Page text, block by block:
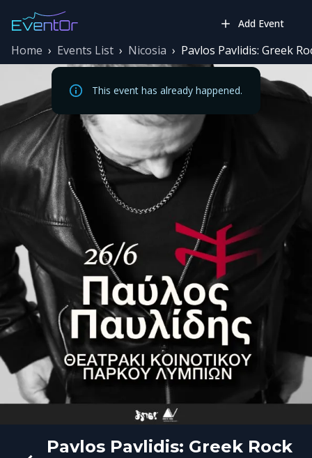
Add Event
This event has already happened.
Home › Events List › Nicosia › Pavlos Pavlidis: Greek
Pavlos Pavlidis: Greek Rock